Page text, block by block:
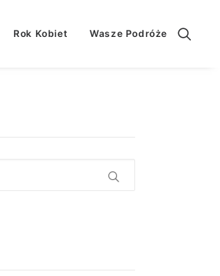
Rok Kobiet Wasze Podróże